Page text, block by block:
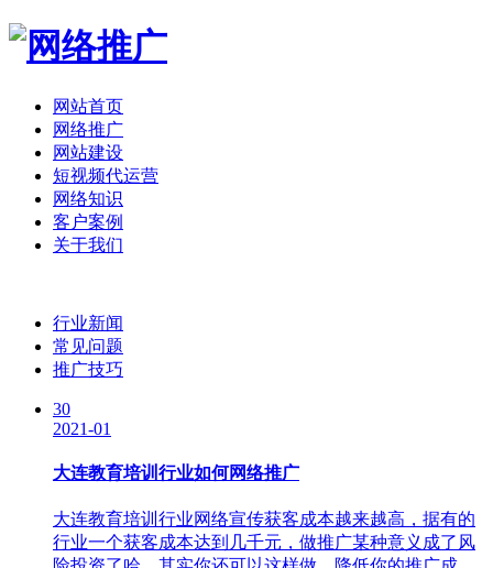
网站首页
网络推广
网站建设
短视频代运营
网络知识
客户案例
关于我们
行业新闻
常见问题
推广技巧
30
2021-01
大连教育培训行业如何网络推广
大连教育培训行业网络宣传获客成本越来越高，据有的
行业一个获客成本达到几千元，做推广某种意义成了风